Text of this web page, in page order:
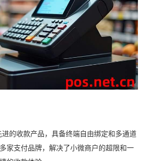
进的收款产品，具备终端自由绑定和多通道
家支付品牌，解决了小微商户的超限和一